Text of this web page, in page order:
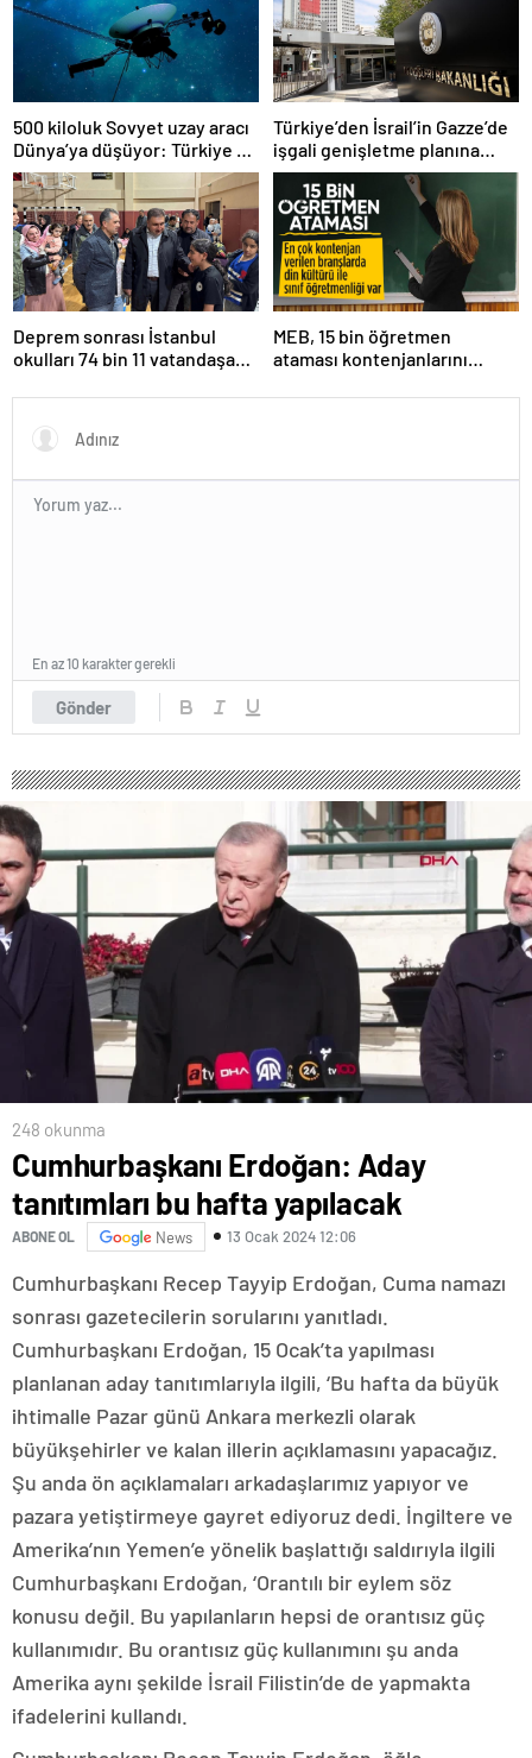
500 kiloluk Sovyet uzay aracı
Dünya’ya düşüyor: Türkiye de
risk altında
Türkiye’den İsrail’in Gazze’de
işgali genişletme planına
tepki
Deprem sonrası İstanbul
okulları 74 bin 11 vatandaşa
MEB, 15 bin öğretmen
ataması kontenjanlarını
Gönder
En az 10 karakter gerekli
248 okunma
Cumhurbaşkanı Erdoğan: Aday
tanıtımları bu hafta yapılacak
ABONE OL News 13 Ocak 2024 12:06
Cumhurbaşkanı Recep Tayyip Erdoğan, Cuma namazı
sonrası gazetecilerin sorularını yanıtladı.
Cumhurbaşkanı Erdoğan, 15 Ocak’ta yapılması
planlanan aday tanıtımlarıyla ilgili, ‘Bu hafta da büyük
ihtimalle Pazar günü Ankara merkezli olarak
büyükşehirler ve kalan illerin açıklamasını yapacağız.
Şu anda ön açıklamaları arkadaşlarımız yapıyor ve
pazara yetiştirmeye gayret ediyoruz dedi. İngiltere ve
Amerika’nın Yemen’e yönelik başlattığı saldırıyla ilgili
Cumhurbaşkanı Erdoğan, ‘Orantılı bir eylem söz
konusu değil. Bu yapılanların hepsi de orantısız güç
kullanımıdır. Bu orantısız güç kullanımını şu anda
Amerika aynı şekilde İsrail Filistin’de de yapmakta
ifadelerini kullandı.